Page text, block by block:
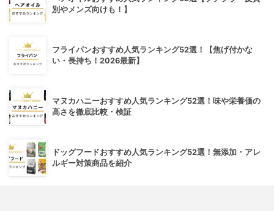
別やメンズ向けも！】
フライパンおすすめ人気ランキング52選！【焦げ付かな
い・長持ち！2026最新】
マヌカハニーおすすめ人気ランキング52選！味や栄養価の
高さを徹底比較・検証
ドッグフードおすすめ人気ランキング52選！無添加・アレ
ルギー対策商品を紹介